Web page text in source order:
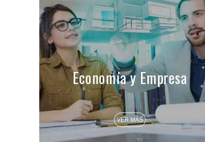
Economía y Empresa
VER MÁS